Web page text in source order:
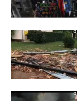
0
0